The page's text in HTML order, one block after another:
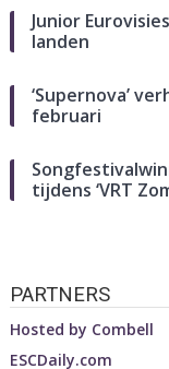
Junior
landen
‘Supernova’
februari
tijdens ‘VRT
PARTNERS
Hosted by Combell
ESCDaily.com